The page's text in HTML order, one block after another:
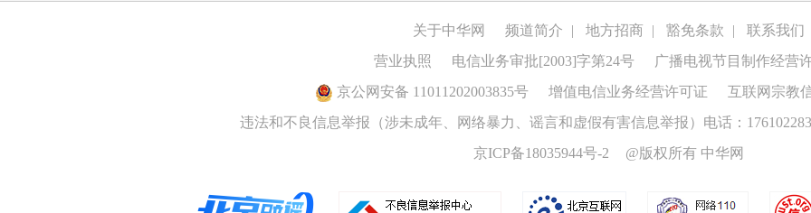
关于中华网 频道简介 | 地方招商 | 豁免条款 |
联系我们
营业执照
电信业务审批[2003]字第24号
广播电视节目制作经营
京公网安备 11011202003835号
增值电信业务经营许可证
互联网宗教
违法和不良信息举报（涉未成年、网络暴力、谣言和虚假有害信息举报）电话：
京ICP备18035944号-2
@版权所有 中华网